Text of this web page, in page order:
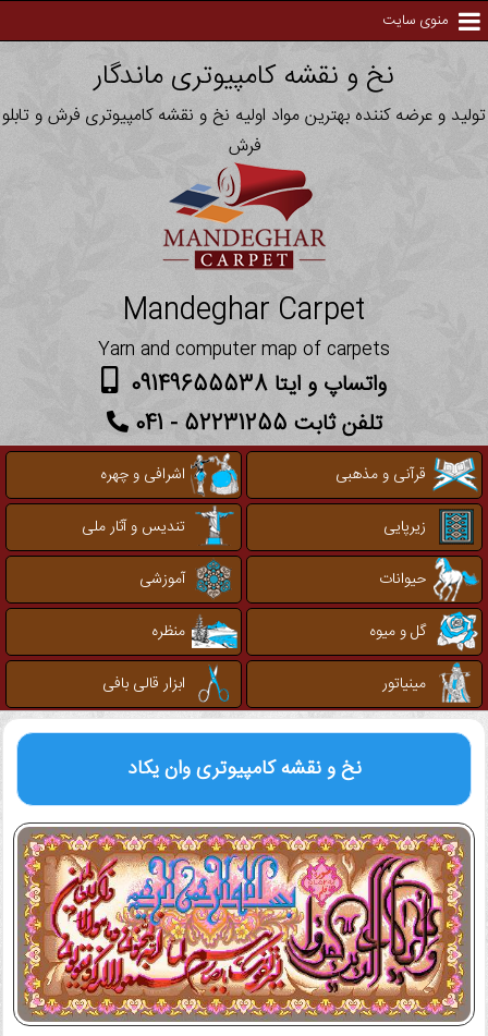
منوی سایت
نخ و نقشه کامپیوتری ماندگار
تولید و عرضه کننده بهترین مواد اولیه نخ و نقشه کامپیوتری فرش و تابلو
فرش
Mandeghar Carpet
Yarn and computer map of carpets
واتساپ و ایتا 09149655538
تلفن ثابت 52231255 - 041
قرآنی و مذهبی
اشرافی و چهره
زیرپایی
تندیس و آثار ملی
حیوانات
آموزشی
گل و میوه
منظره
مینیاتور
ابزار قالی بافی
نخ و نقشه کامپیوتریوان یکاد